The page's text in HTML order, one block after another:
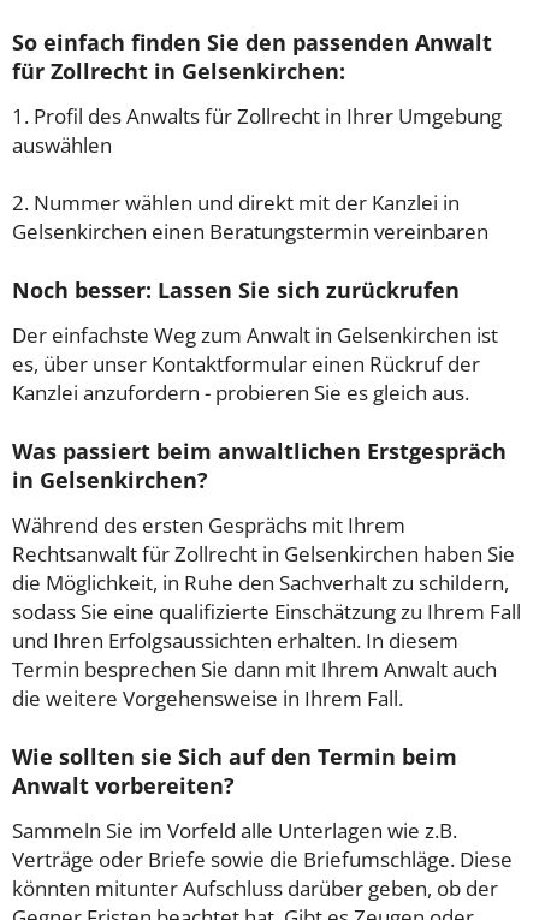
So einfach finden Sie den passenden Anwalt
für Zollrecht in Gelsenkirchen:
1. Profil des Anwalts für Zollrecht in Ihrer Umgebung
auswählen
2. Nummer wählen und direkt mit der Kanzlei in
Gelsenkirchen einen Beratungstermin vereinbaren
Noch besser: Lassen Sie sich zurückrufen
Der einfachste Weg zum Anwalt in Gelsenkirchen ist
es, über unser Kontaktformular einen Rückruf der
Kanzlei anzufordern - probieren Sie es gleich aus.
Was passiert beim anwaltlichen Erstgespräch
in Gelsenkirchen?
Während des ersten Gesprächs mit Ihrem
Rechtsanwalt für Zollrecht in Gelsenkirchen haben Sie
die Möglichkeit, in Ruhe den Sachverhalt zu schildern,
sodass Sie eine qualifizierte Einschätzung zu Ihrem Fall
und Ihren Erfolgsaussichten erhalten. In diesem
Termin besprechen Sie dann mit Ihrem Anwalt auch
die weitere Vorgehensweise in Ihrem Fall.
Wie sollten sie Sich auf den Termin beim
Anwalt vorbereiten?
Sammeln Sie im Vorfeld alle Unterlagen wie z.B.
Verträge oder Briefe sowie die Briefumschläge. Diese
könnten mitunter Aufschluss darüber geben, ob der